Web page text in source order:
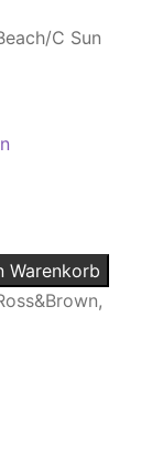
Warenkorb
,